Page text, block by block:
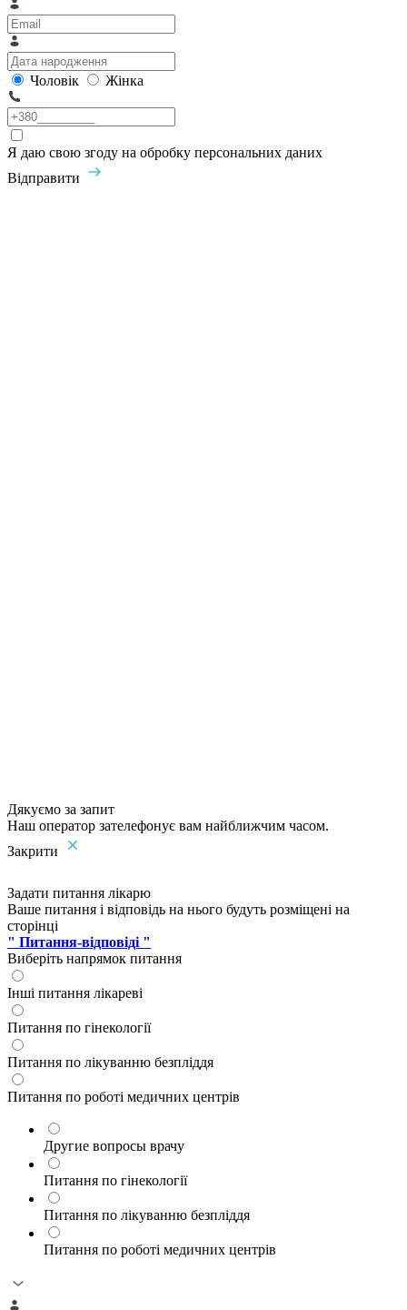
Чоловік Жінка
Я даю свою згоду на обробку персональних даних
Відправити
Дякуємо за запит
Наш оператор зателефонує вам найближчим часом.
Закрити
Задати питання лікарю
Ваше питання і відповідь на нього будуть розміщені на
сторінці
" Питання-відповіді "
Виберіть напрямок питання
Інші питання лікареві
Питання по гінекології
Питання по лікуванню безпліддя
Питання по роботі медичних центрів
Другие вопросы врачу
Питання по гінекології
Питання по лікуванню безпліддя
Питання по роботі медичних центрів